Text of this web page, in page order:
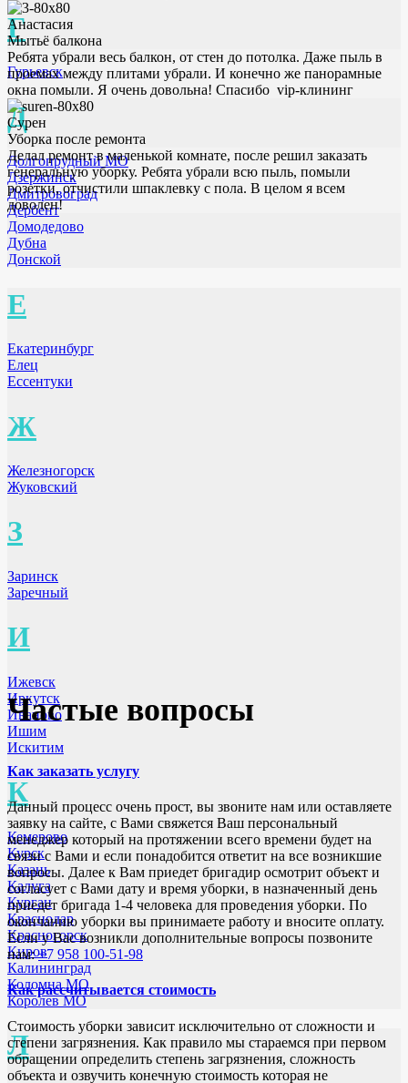
Г
Гурьевск
Д
Долгопрудный МО
Дзержинск
Дмитровоград
Дербент
Домодедово
Дубна
Донской
Е
Екатеринбург
Елец
Ессентуки
Ж
Железногорск
Жуковский
З
Заринск
Заречный
И
Ижевск
Иркутск
Иваново
Ишим
Искитим
К
Кемерово
Курск
Казань
Калуга
Курган
Краснодар
Красногорск
Киров
Калининград
Коломна МО
Королев МО
Л
Анастасия
Мытьё балкона
Ребята убрали весь балкон, от стен до потолка. Даже пыль в
проемах между плитами убрали. И конечно же панорамные
окна помыли. Я очень довольна! Спасибо vip-клининг
Сурен
Уборка после ремонта
Делал ремонт в маленькой комнате, после решил заказать
генеральную уборку. Ребята убрали всю пыль, помыли
розетки, отчистили шпаклевку с пола. В целом я всем
доволен!
Частые вопросы
Как заказать услугу
Данный процесс очень прост, вы звоните нам или оставляете
заявку на сайте, с Вами свяжется Ваш персональный
менеджер который на протяжении всего времени будет на
связи с Вами и если понадобится ответит на все возникшие
вопросы. Далее к Вам приедет бригадир осмотрит объект и
согласует с Вами дату и время уборки, в назначенный день
приедет бригада 1-4 человека для проведения уборки. По
окончанию уборки вы принимаете работу и вносите оплату.
Если у Вас возникли дополнительные вопросы позвоните
нам:+7 958 100-51-98
Как рассчитывается стоимость
Стоимость уборки зависит исключительно от сложности и
степени загрязнения. Как правило мы стараемся при первом
обращении определить степень загрязнения, сложность
объекта и озвучить конечную стоимость которая не